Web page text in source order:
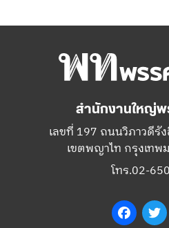
สำนักงานใหญ่พ
เลขที่ 197 ถนนวิภาวดีรั
เขตพญาไท กรุงเท
โทร.02-